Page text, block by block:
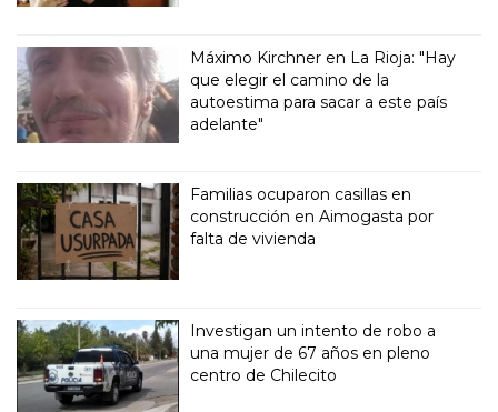
Máximo Kirchner en La Rioja: "Hay
que elegir el camino de la
autoestima para sacar a este país
adelante"
Familias ocuparon casillas en
construcción en Aimogasta por
falta de vivienda
Investigan un intento de robo a
una mujer de 67 años en pleno
centro de Chilecito